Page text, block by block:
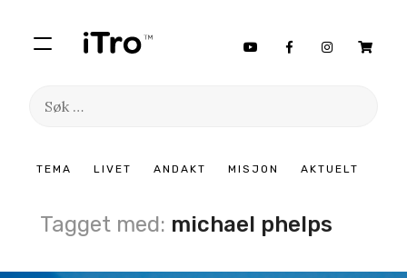
TEMA LIVET ANDAKT MISJON AKTUELT
Søk
Tagget med: michael phelps